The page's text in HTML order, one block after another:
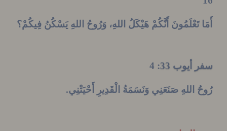
تَعْلَمُونَ أَنَّكُمْ هَيْكَلُ اللهِ، وَرُوحُ اللهِ يَسْكُنُ فِيكُمْ؟
33
: 4
اللهِ صَنَعَنِي وَنَسَمَةُ الْقَدِيرِ أَحْيَتْنِي